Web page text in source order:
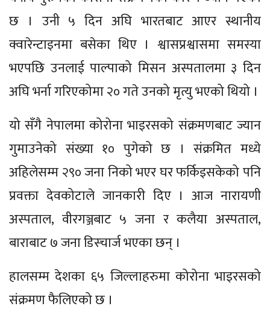
छ । उनी ५ दिन अघि भारतबाट आएर स्थानीय
क्वारेन्टाइनमा बसेका थिए । श्वासप्रश्वासमा समस्या
भएपछि उनलाई पाल्पाको मिसन अस्पतालमा ३ दिन
अघि भर्ना गरिएकोमा २० गते उनको मृत्यु भएको थियो ।
यो सँगै नेपालमा कोरोना भाइरसको संक्रमणबाट ज्यान
गुमाउनेको संख्या १० पुगेको छ । संक्रमित मध्ये
अहिलेसम्म २९० जना निको भएर घर फर्किइसकेको पनि
प्रवक्ता देवकोटाले जानकारी दिए । आज नारायणी
अस्पताल, वीरगञ्जबाट ५ जना र कलैया अस्पताल,
बाराबाट ७ जना डिस्चार्ज भएका छन् ।
हालसम्म देशका ६५ जिल्लाहरुमा कोरोना भाइरसको
संक्रमण फैलिएको छ ।